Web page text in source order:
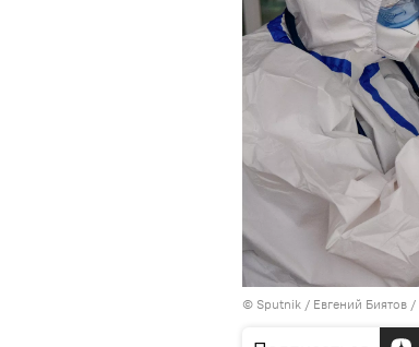
© Sputnik / Евгений Биятов /